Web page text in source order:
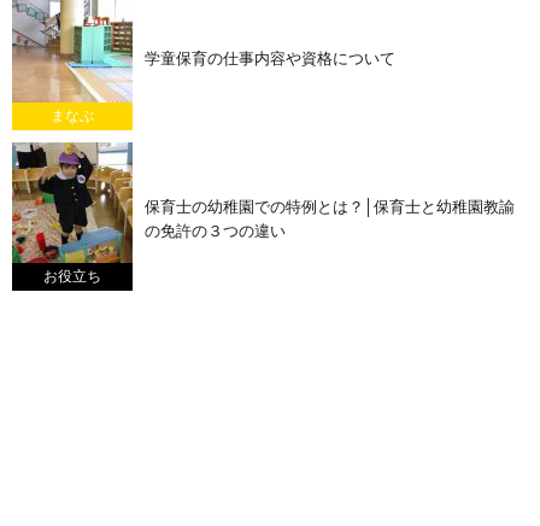
まなぶ
学童保育の仕事内容や資格について
お役立ち
保育士の幼稚園での特例とは？│保育士と幼稚園教諭
の免許の３つの違い